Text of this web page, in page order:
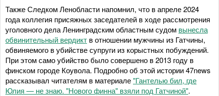
Также Следком Ленобласти напомнил, что в апреле 2024
года коллегия присяжных заседателей в ходе рассмотрения
уголовного дела Ленинградским областным судом вынесла
обвинительный вердикт в отношении мужчины из Гатчины,
обвиняемого в убийстве супруги из корыстных побуждений.
При этом само убийство было совершено в 2013 году в
финском городе Коувола. Подробно об этой истории 47news
рассказывал читателям в материале"Гантелью бил, где
Юлия — не знаю. "Нового финна" взяли под Гатчиной".